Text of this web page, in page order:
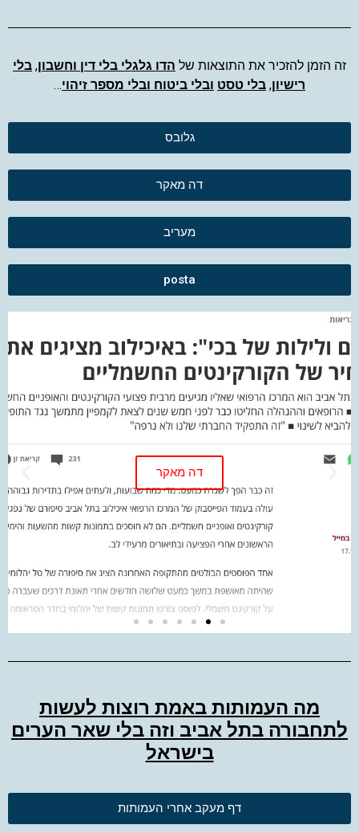
זה הזמן להזכיר את התוצאות של הדו גלגלי בלי דין וחשבון, בלי
רישיון, בלי טסט ובלי ביטוח ובלי מספר זיהוי…
גלובס
דה מאקר
מעריב
posta
דה מאקר
מה העמותות באמת רוצות לעשות
לתחבורה בתל אביב וזה בלי שאר הערים
בישראל
דף מעקב אחרי העמותות